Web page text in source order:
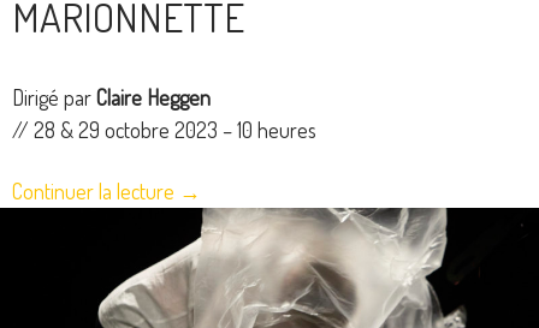
MARIONNETTE
Dirigé parClaire Heggen
// 28 & 29 octobre 2023 – 10 heures
Continuer la lecture →